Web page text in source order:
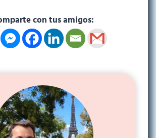
con tus amigos: